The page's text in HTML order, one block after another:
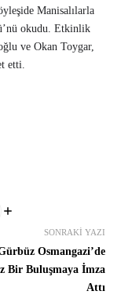
Manisalılarla
okudu. Etkinlik
ve Okan Toygar,
etti.
SONRAKI YAZI
Osmangazi’de
Bir Buluşmaya İmza
Attı